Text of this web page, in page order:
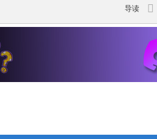
导读
换
到
宽
版